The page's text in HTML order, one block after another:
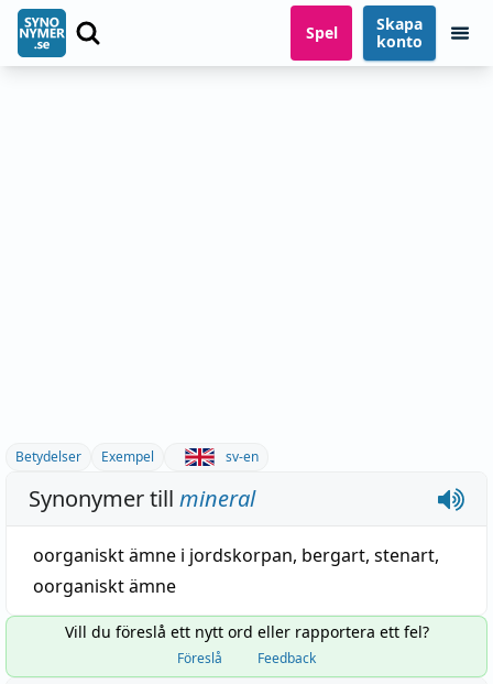
Spel
Skapa
konto
Betydelser Exempel sv-en
Synonymer till mineral
oorganiskt ämne i jordskorpan, bergart, stenart,
oorganiskt ämne
Vill du föreslå ett nytt ord eller rapportera ett fel?
Föreslå Feedback